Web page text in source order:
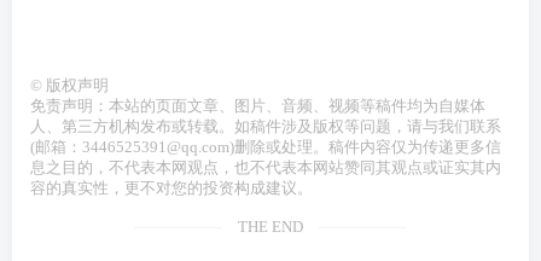
© 版权声明
免责声明：本站的页面文章、图片、音频、视频等稿件均为自媒体
人、第三方机构发布或转载。如稿件涉及版权等问题，请与我们联系
(邮箱：3446525391@qq.com)删除或处理。稿件内容仅为传递更多信
息之目的，不代表本网观点，也不代表本网站赞同其观点或证实其内
容的真实性，更不对您的投资构成建议。
THE END